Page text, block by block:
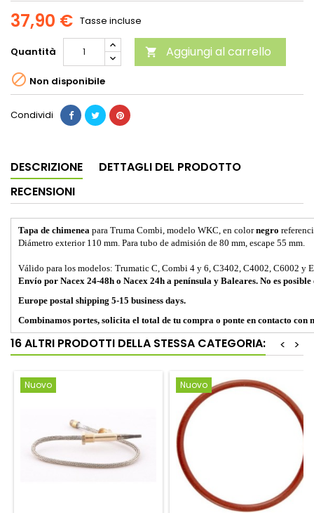
37,90 € Tasse incluse
Quantità  Aggiungi al carrello
 Non disponibile
Condividi
DESCRIZIONE
DETTAGLI DEL PRODOTTO
RECENSIONI
Tapa de chimenea para Truma Combi, modelo WKC, en colornegro
Diámetro exterior 110 mm. Para tubo de admisión de 80 mm, escape 55 mm.
Válido para los modelos: Trumatic C, Combi 4 y 6, C3402, C4002, C6002 y
Envío por Nacex 24-48h o Nacex 24h a península y Baleares. No es
Europe postal shipping 5-15 business days.
Combinamos portes, solicita el total de tu compra o ponte en contacto con
16 ALTRI PRODOTTI DELLA STESSA CATEGORIA: >
<
Nuovo Nuovo